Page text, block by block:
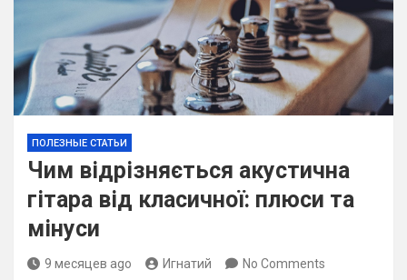
ПОЛЕЗНЫЕ СТАТЬИ
Чим відрізняється акустична
гітара від класичної: плюси та
мінуси
9 месяцев ago Игнатий No Comments